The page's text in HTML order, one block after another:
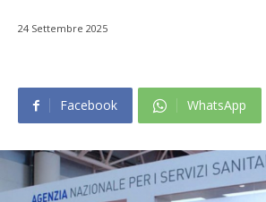
24 Settembre 2025
Facebook WhatsApp